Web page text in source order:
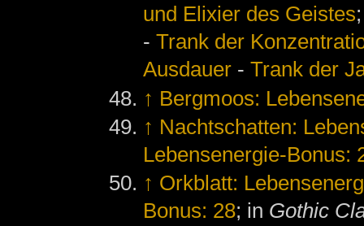
und Elixier des Geistes
-Trank der
Ausdauer -Trank der
↑ Bergmoos:
↑ Nachtschatten:
Lebensenergie-Bonus:
↑ Orkblatt:
Bonus: 28; in Gothic